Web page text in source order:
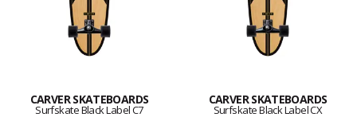
CARVER SKATEBOARDS
Surfskate Black Label C7
CARVER SKATEBOARDS
Surfskate Black Label CX